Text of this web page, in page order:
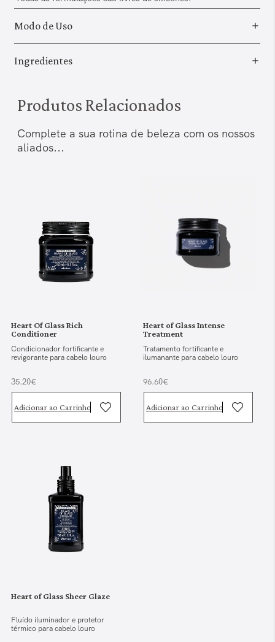
Modo de Uso
Ingredientes
Produtos Relacionados
Complete a sua rotina de beleza com os nossos
aliados...
Heart Of Glass Rich
Conditioner
Condicionador fortificante e
revigorante para cabelo louro
35.20€
Adicionar ao Carrinho
Heart of Glass Intense
Treatment
Tratamento fortificante e
ilumanante para cabelo louro
96.60€
Adicionar ao Carrinho
Heart of Glass Sheer Glaze
Fluído iluminador e protetor
térmico para cabelo louro